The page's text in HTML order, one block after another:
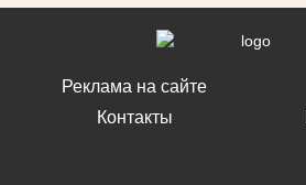
Реклама на сайте
Контакты